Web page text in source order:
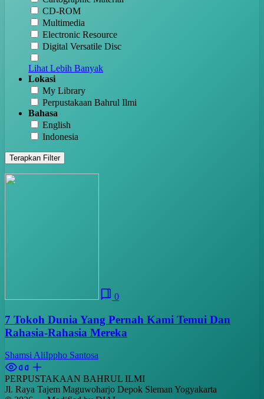
CD-ROM
Multimedia
Electronic Resource
Digital Versatile Disc
Lihat Lebih Banyak
Lokasi
My Library
Perpustakaan Bahrul Ilmi
Bahasa
English
Indonesia
Terapkan Filter
0
7 Tokoh Dunia Yang Pernah Kami Temui Dan
Rahasia-Rahasia Mereka
Shamsi AliIppho Santosa
PERPUSTAKAAN BAHRUL ILMI
Jl. Raya Tajem Maguwoharjo Depok Sleman Yogyakarta